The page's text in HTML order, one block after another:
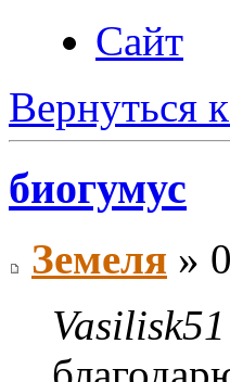
Сайт
Вернуться
биогумус
Земеля »